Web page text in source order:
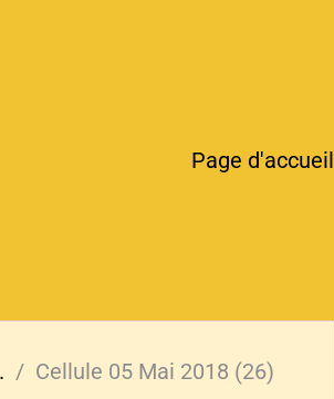
Page d'accueil
Cellule 05 Mai 2018 (26)